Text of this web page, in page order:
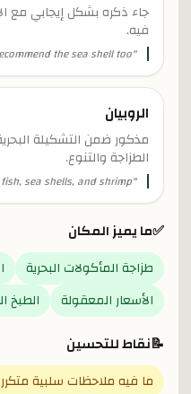
جاء ذكره بشكل إيجابي مع
فيه.
"
the sea shell too
الروبيان
مذكور ضمن التشكيلة
الطزاجة والتنوع.
"
sea shells, and shrimp
✅ما يميز المكان
طزاجة المأكولات البحرية
الأسعار المعقولة
الطبخ
📝نقاط للتحسين
ما فيه ملاحظات سلبية